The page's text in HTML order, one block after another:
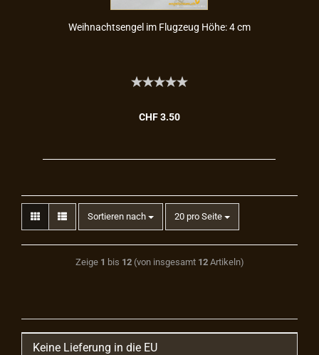
Weih­nachts­en­gel im Flug­zeug Höhe: 4 cm
CHF 3.50
Sortieren nach 20 pro Seite
Zeige 1 bis 12(von insgesamt 12Artikeln)
Keine Lieferung in die EU